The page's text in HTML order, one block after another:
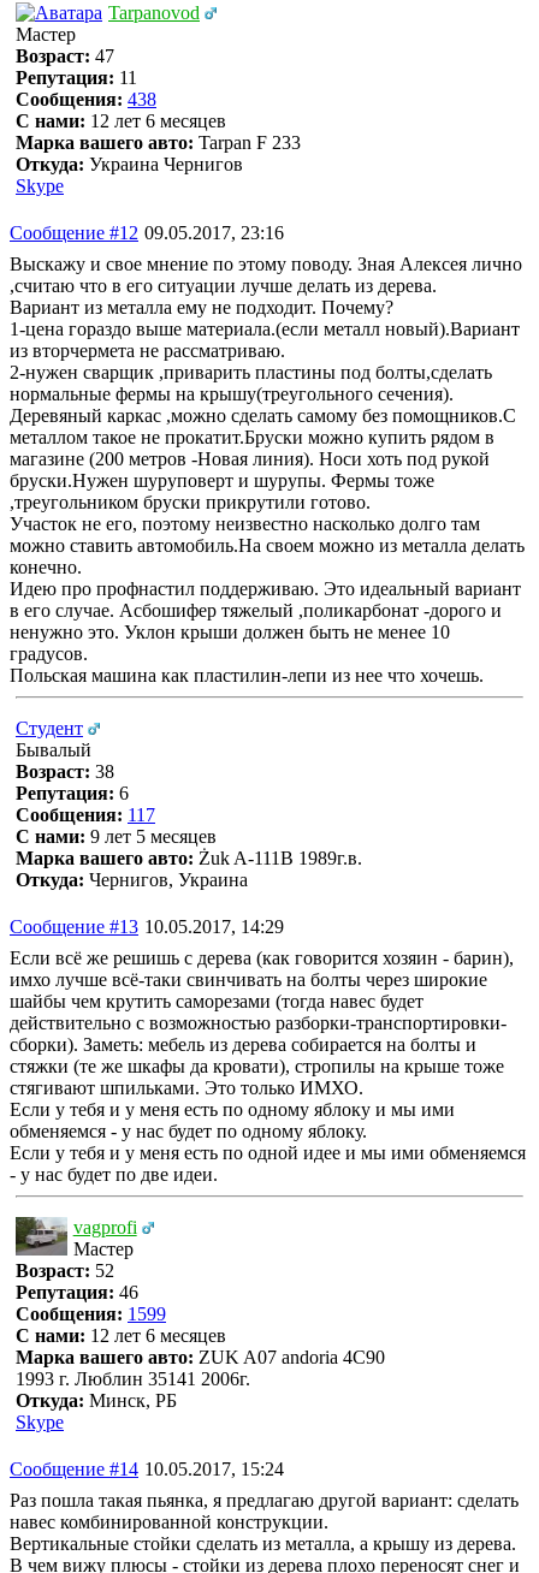
Tarpanovod
Мастер
Возраст: 47
Репутация: 11
Сообщения: 438
С нами: 12 лет 6 месяцев
Марка вашего авто: Tarpan F 233
Откуда: Украина Чернигов
Skype
Сообщение #12 09.05.2017, 23:16
Выскажу и свое мнение по этому поводу. Зная Алексея лично
,считаю что в его ситуации лучше делать из дерева.
Вариант из металла ему не подходит. Почему?
1-цена гораздо выше материала.(если металл новый).Вариант
из вторчермета не рассматриваю.
2-нужен сварщик ,приварить пластины под болты,сделать
нормальные фермы на крышу(треугольного сечения).
Деревяный каркас ,можно сделать самому без помощников.С
металлом такое не прокатит.Бруски можно купить рядом в
магазине (200 метров -Новая линия). Носи хоть под рукой
бруски.Нужен шуруповерт и шурупы. Фермы тоже
,треугольником бруски прикрутили готово.
Участок не его, поэтому неизвестно насколько долго там
можно ставить автомобиль.На своем можно из металла делать
конечно.
Идею про профнастил поддерживаю. Это идеальный вариант
в его случае. Асбошифер тяжелый ,поликарбонат -дорого и
ненужно это. Уклон крыши должен быть не менее 10
градусов.
Польская машина как пластилин-лепи из нее что хочешь.
Студент
Бывалый
Возраст: 38
Репутация: 6
Сообщения: 117
С нами: 9 лет 5 месяцев
Марка вашего авто: Żuk A-111В 1989г.в.
Откуда: Чернигов, Украина
Сообщение #13 10.05.2017, 14:29
Если всё же решишь с дерева (как говорится хозяин - барин),
имхо лучше всё-таки свинчивать на болты через широкие
шайбы чем крутить саморезами (тогда навес будет
действительно с возможностью разборки-транспортировки-
сборки). Заметь: мебель из дерева собирается на болты и
стяжки (те же шкафы да кровати), стропилы на крыше тоже
стягивают шпильками. Это только ИМХО.
Если у тебя и у меня есть по одному яблоку и мы ими
обменяемся - у нас будет по одному яблоку.
Если у тебя и у меня есть по одной идее и мы ими обменяемся
- у нас будет по две идеи.
vagprofi
Мастер
Возраст: 52
Репутация: 46
Сообщения: 1599
С нами: 12 лет 6 месяцев
Марка вашего авто: ZUK A07 andoria 4C90
1993 г. Люблин 35141 2006г.
Откуда: Минск, РБ
Skype
Сообщение #14 10.05.2017, 15:24
Раз пошла такая пьянка, я предлагаю другой вариант: сделать
навес комбинированной конструкции.
Вертикальные стойки сделать из металла, а крышу из дерева.
В чем вижу плюсы - стойки из дерева плохо переносят снег и